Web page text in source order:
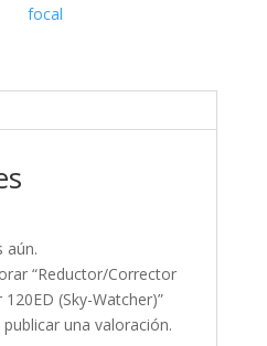
focal
aún.
“Reductor/Corrector
(Sky-Watcher)”
una valoración.